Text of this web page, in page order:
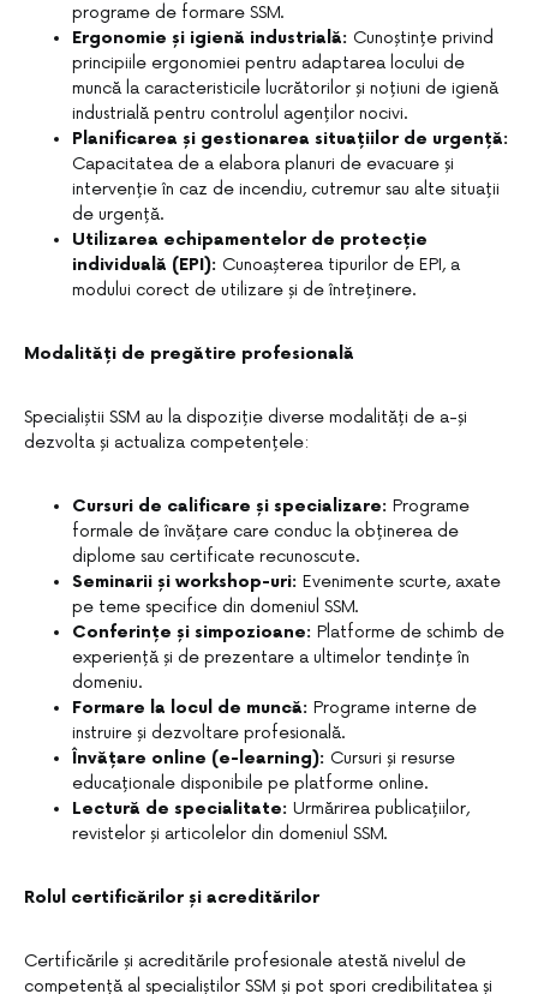
programe de formare SSM.
Ergonomie și igienă industrială: Cunoștințe privind
principiile ergonomiei pentru adaptarea locului de
muncă la caracteristicile lucrătorilor și noțiuni de igienă
industrială pentru controlul agenților nocivi.
Planificarea și gestionarea situațiilor de urgență:
Capacitatea de a elabora planuri de evacuare și
intervenție în caz de incendiu, cutremur sau alte situații
de urgență.
Utilizarea echipamentelor de protecție
individuală (EPI): Cunoașterea tipurilor de EPI, a
modului corect de utilizare și de întreținere.
Modalități de pregătire profesională
Specialiștii SSM au la dispoziție diverse modalități de a-și
dezvolta și actualiza competențele:
Cursuri de calificare și specializare: Programe
formale de învățare care conduc la obținerea de
diplome sau certificate recunoscute.
Seminarii și workshop-uri: Evenimente scurte, axate
pe teme specifice din domeniul SSM.
Conferințe și simpozioane: Platforme de schimb de
experiență și de prezentare a ultimelor tendințe în
domeniu.
Formare la locul de muncă: Programe interne de
instruire și dezvoltare profesională.
Învățare online (e-learning): Cursuri și resurse
educaționale disponibile pe platforme online.
Lectură de specialitate: Urmărirea publicațiilor,
revistelor și articolelor din domeniul SSM.
Rolul certificărilor și acreditărilor
Certificările și acreditările profesionale atestă nivelul de
competență al specialiștilor SSM și pot spori credibilitatea și